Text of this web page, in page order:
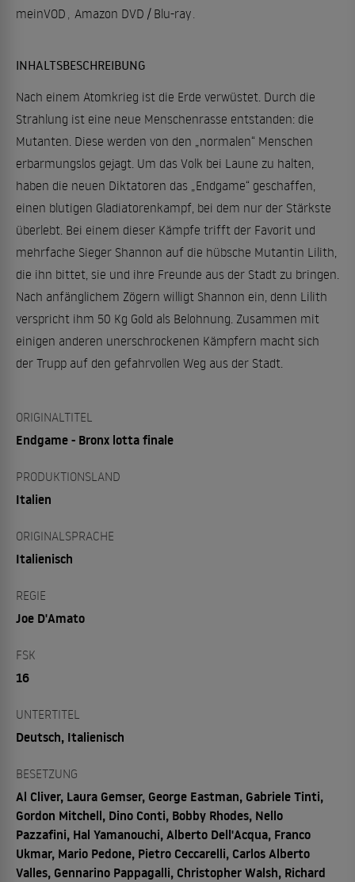
meinVOD , Amazon DVD / Blu-ray.
INHALTSBESCHREIBUNG
Nach einem Atomkrieg ist die Erde verwüstet. Durch die
Strahlung ist eine neue Menschenrasse entstanden: die
Mutanten. Diese werden von den „normalen“ Menschen
erbarmungslos gejagt. Um das Volk bei Laune zu halten,
haben die neuen Diktatoren das „Endgame“ geschaffen,
einen blutigen Gladiatorenkampf, bei dem nur der Stärkste
überlebt. Bei einem dieser Kämpfe trifft der Favorit und
mehrfache Sieger Shannon auf die hübsche Mutantin Lilith,
die ihn bittet, sie und ihre Freunde aus der Stadt zu bringen.
Nach anfänglichem Zögern willigt Shannon ein, denn Lilith
verspricht ihm 50 Kg Gold als Belohnung. Zusammen mit
einigen anderen unerschrockenen Kämpfern macht sich
der Trupp auf den gefahrvollen Weg aus der Stadt.
ORIGINALTITEL
Endgame - Bronx lotta finale
PRODUKTIONSLAND
Italien
ORIGINALSPRACHE
Italienisch
REGIE
Joe D'Amato
FSK
16
UNTERTITEL
Deutsch, Italienisch
BESETZUNG
Al Cliver, Laura Gemser, George Eastman, Gabriele Tinti,
Gordon Mitchell, Dino Conti, Bobby Rhodes, Nello
Pazzafini, Hal Yamanouchi, Alberto Dell'Acqua, Franco
Ukmar, Mario Pedone, Pietro Ceccarelli, Carlos Alberto
Valles, Gennarino Pappagalli, Christopher Walsh, Richard